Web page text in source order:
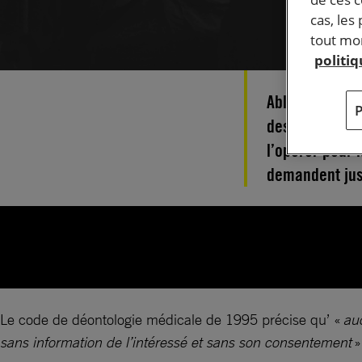
Ablation du
des
l’opérer pour
demandent
Le code de déontologie médicale de 1995 précise qu’ «
sans information de l’intéressé et sans son consentement
cas,
tout